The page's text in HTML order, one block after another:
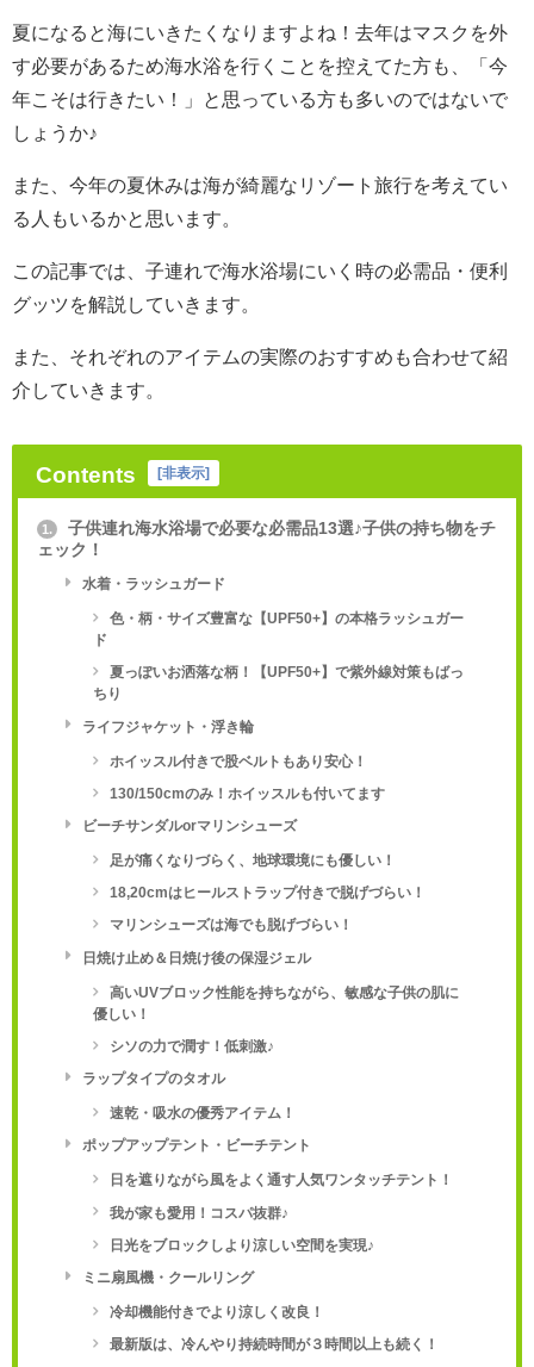
夏になると海にいきたくなりますよね！去年はマスクを外
す必要があるため海水浴を行くことを控えてた方も、「今
年こそは行きたい！」と思っている方も多いのではないで
しょうか♪
また、今年の夏休みは海が綺麗なリゾート旅行を考えてい
る人もいるかと思います。
この記事では、子連れで海水浴場にいく時の必需品・便利
グッツを解説していきます。
また、それぞれのアイテムの実際のおすすめも合わせて紹
介していきます。
Contents [非表示]
1.
子供連れ海水浴場で必要な必需品13選♪子供の持ち物をチ
ェック！
水着・ラッシュガード
色・柄・サイズ豊富な【UPF50+】の本格ラッシュガー
ド
夏っぽいお洒落な柄！【UPF50+】で紫外線対策もばっ
ちり
ライフジャケット・浮き輪
ホイッスル付きで股ベルトもあり安心！
130/150cmのみ！ホイッスルも付いてます
ビーチサンダルorマリンシューズ
足が痛くなりづらく、地球環境にも優しい！
18,20cmはヒールストラップ付きで脱げづらい！
マリンシューズは海でも脱げづらい！
日焼け止め＆日焼け後の保湿ジェル
高いUVブロック性能を持ちながら、敏感な子供の肌に
優しい！
シソの力で潤す！低刺激♪
ラップタイプのタオル
速乾・吸水の優秀アイテム！
ポップアップテント・ビーチテント
日を遮りながら風をよく通す人気ワンタッチテント！
我が家も愛用！コスパ抜群♪
日光をブロックしより涼しい空間を実現♪
ミニ扇風機・クールリング
冷却機能付きでより涼しく改良！
最新版は、冷んやり持続時間が３時間以上も続く！